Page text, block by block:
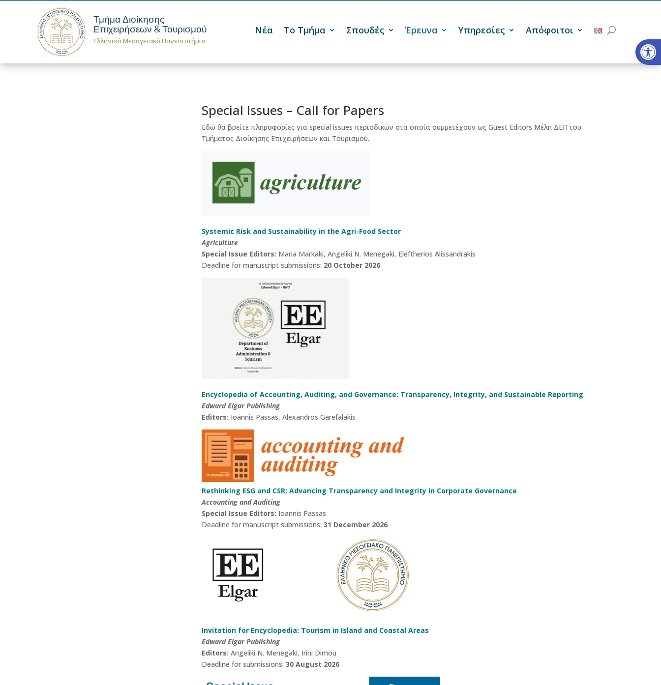
Τμήμα Διοίκησης
Επιχειρήσεων & Τουρισμού
Ελληνικό Μεσογειακό Πανεπιστήμιο
Νέα Το Τμήμα Σπουδές Έρευνα Υπηρεσίες Απόφοιτοι
Special Issues – Call for Papers
Εδώ θα βρείτε πληροφορίες για special issues περιοδικών στα οποία συμμετέχουν ως Guest Editors Μέλη ΔΕΠ του
Τμήματος Διοίκησης Επιχειρήσεων και Τουρισμού.
Systemic Risk and Sustainability in the Agri-Food Sector
Agriculture
Special Issue Editors: Maria Markaki, Angeliki N. Menegaki, Eleftherios Alissandrakis
Deadline for manuscript submissions: 20 October 2026
Encyclopedia of Accounting, Auditing, and Governance: Transparency, Integrity, and Sustainable Reporting
Edward Elgar Publishing
Editors: Ioannis Passas, Alexandros Garefalakis
Rethinking ESG and CSR: Advancing Transparency and Integrity in Corporate Governance
Accounting and Auditing
Special Issue Editors: Ioannis Passas
Deadline for manuscript submissions:31 December 2026
Invitation for Encyclopedia: Tourism in Island and Coastal Areas
Edward Elgar Publishing
Editors:Angeliki N. Menegaki, Irini Dimou
Deadline for submissions:30 August 2026